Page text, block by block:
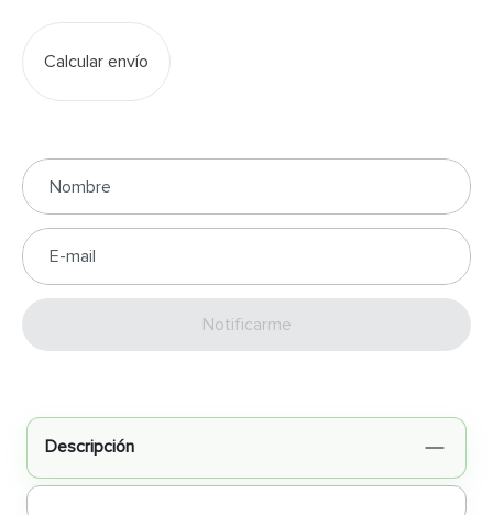
Calcular envío
Enviar
Descripción